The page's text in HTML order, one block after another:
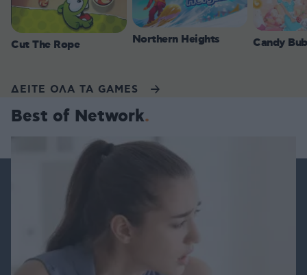
Cut The Rope Northern Heights Candy
ΔΕΙΤΕ ΟΛΑ ΤΑ GAMES
Best of Network